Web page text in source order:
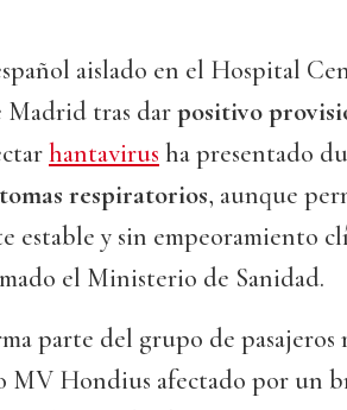
aislado en el Hospital
Madrid tras darpositivo
hantavirus ha presentado
respiratorios, aunque
estable y sin empeoramiento
el Ministerio de Sanidad.
parte del grupo de pasajeros
MV Hondius afectado por un